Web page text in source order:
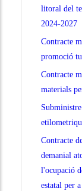
litoral del
2024-2027
Contracte
promoció
Contracte
materials
Contracte
demanial
l'ocupació
estatal per